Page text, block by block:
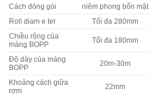
Cách đóng gói niêm phong bốn mặt
Roll diam e ter Tối đa 280mm
Chiều rộng của
màng BOPP
Tối đa 180mm
Độ dày của màng
BOPP
20m-30m
Khoảng cách giữa
rơm
22mm